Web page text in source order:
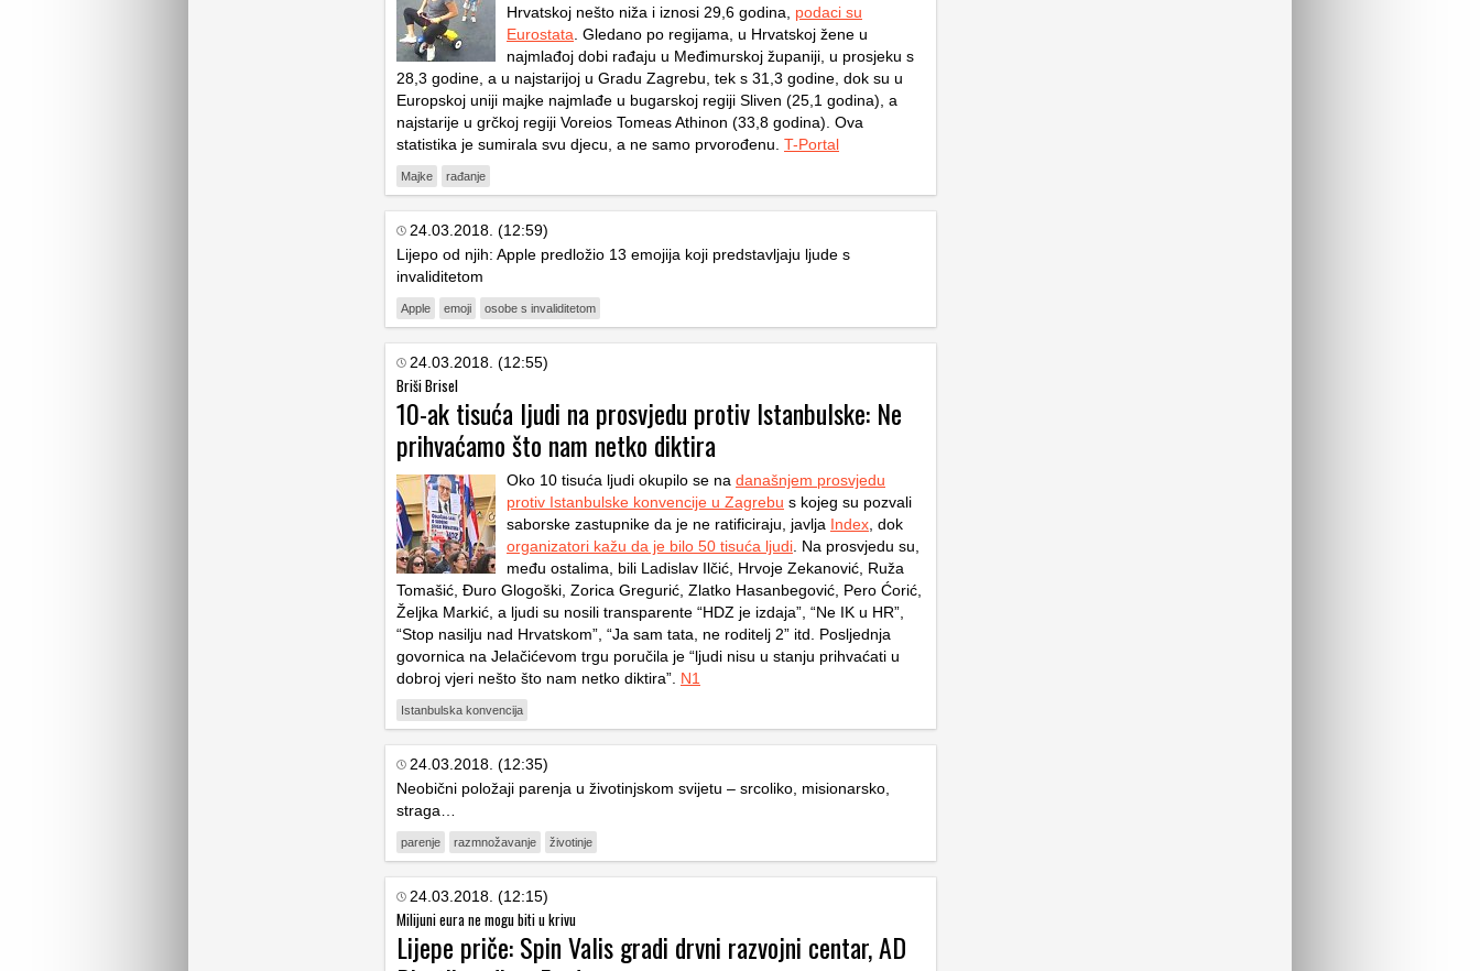
Hrvatskoj nešto niža i iznosi 29,6 godina, podaci su
Eurostata . Gledano po regijama, u Hrvatskoj žene u
najmlađoj dobi rađaju u Međimurskoj županiji, u prosjeku s
28,3 godine, a u najstarijoj u Gradu Zagrebu, tek s 31,3 godine, dok su u
Europskoj uniji majke najmlađe u bugarskoj regiji Sliven (25,1 godina), a
najstarije u grčkoj regiji Voreios Tomeas Athinon (33,8 godina). Ova
statistika je sumirala svu djecu, a ne samo prvorođenu. T-Portal
Majke rađanje
24.03.2018. (12:59)
Lijepo od njih: Apple predložio 13 emojija koji predstavljaju ljude s
invaliditetom
Apple emoji osobe s invaliditetom
24.03.2018. (12:55)
Briši Brisel
10-ak tisuća ljudi na prosvjedu protiv Istanbulske: Ne
prihvaćamo što nam netko diktira
Oko 10 tisuća ljudi okupilo se na današnjem prosvjedu
protiv Istanbulske konvencije u Zagrebu s kojeg su pozvali
saborske zastupnike da je ne ratificiraju, javlja Index , dok
organizatori kažu da je bilo 50 tisuća ljudi . Na prosvjedu su,
među ostalima, bili Ladislav Ilčić, Hrvoje Zekanović, Ruža
Tomašić, Đuro Glogoški, Zorica Gregurić, Zlatko Hasanbegović, Pero Ćorić,
Željka Markić, a ljudi su nosili transparente “HDZ je izdaja”, “Ne IK u HR”,
“Stop nasilju nad Hrvatskom”, “Ja sam tata, ne roditelj 2” itd. Posljednja
govornica na Jelačićevom trgu poručila je “ljudi nisu u stanju prihvaćati u
dobroj vjeri nešto što nam netko diktira”. N1
Istanbulska konvencija
24.03.2018. (12:35)
Neobični položaji parenja u životinjskom svijetu – srcoliko, misionarsko,
straga…
parenje razmnožavanje životinje
24.03.2018. (12:15)
Milijuni eura ne mogu biti u krivu
Lijepe priče: Spin Valis gradi drvni razvojni centar, AD